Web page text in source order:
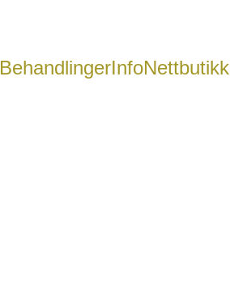
BehandlingerInfoNettbutikk